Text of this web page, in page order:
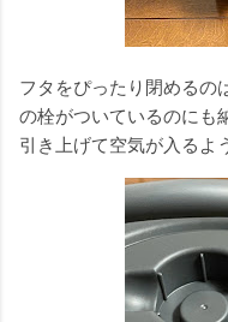
フタをぴったり閉めるの
の栓がついているのにも
引き上げて空気が入るよ